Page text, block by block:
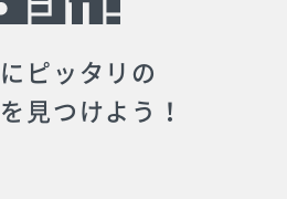
ピッタリの
見つけよう！